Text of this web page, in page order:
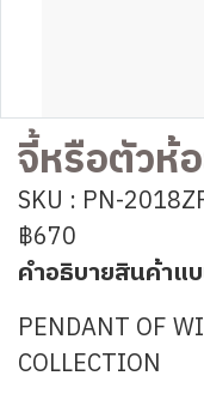
จี้หรือตัวห้
SKU : PN-
฿670
คำอธิบายสินค้าแ
PENDANT OF
COLLECTION